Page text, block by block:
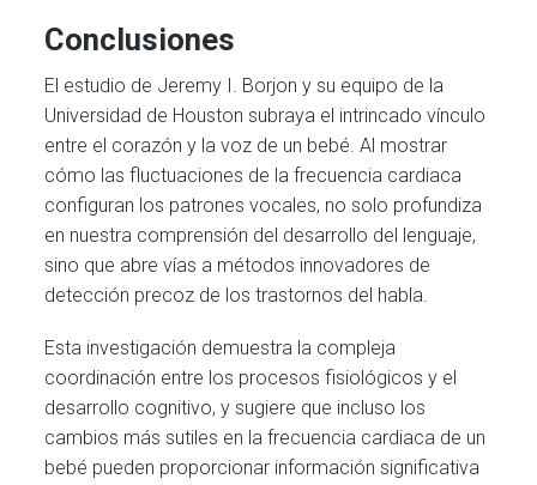
Conclusiones
El estudio de Jeremy I. Borjon y su equipo de la
Universidad de Houston subraya el intrincado vínculo
entre el corazón y la voz de un bebé. Al mostrar
cómo las fluctuaciones de la frecuencia cardiaca
configuran los patrones vocales, no solo profundiza
en nuestra comprensión del desarrollo del lenguaje,
sino que abre vías a métodos innovadores de
detección precoz de los trastornos del habla.
Esta investigación demuestra la compleja
coordinación entre los procesos fisiológicos y el
desarrollo cognitivo, y sugiere que incluso los
cambios más sutiles en la frecuencia cardiaca de un
bebé pueden proporcionar información significativa